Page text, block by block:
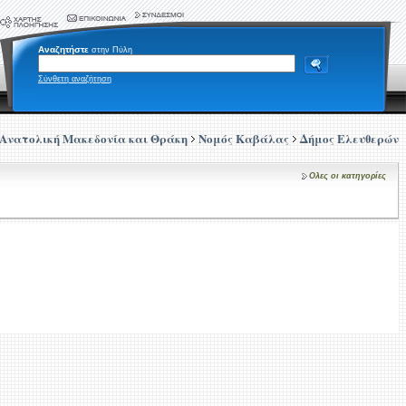
Αναζητήστε στην Πύλη
Σύνθετη αναζήτηση
Ανατολική Μακεδονία και Θράκη Νομός Καβάλας Δήμος Ελευθερών
Ολες οι κατηγορίες